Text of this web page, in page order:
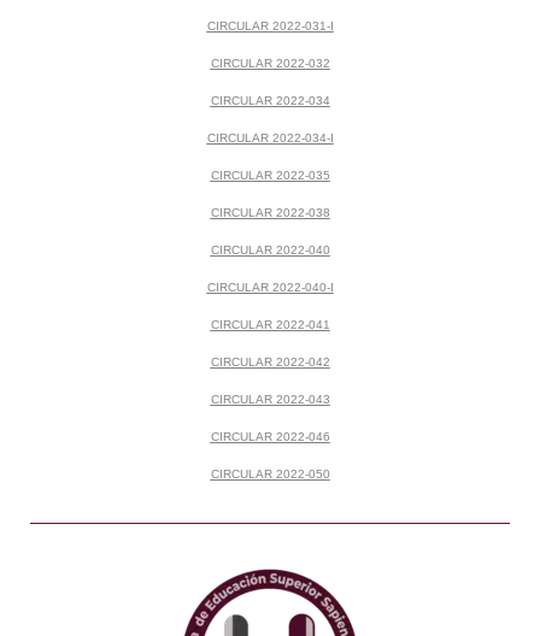
CIRCULAR 2022-031-I
CIRCULAR 2022-032
CIRCULAR 2022-034
CIRCULAR 2022-034-I
CIRCULAR 2022-035
CIRCULAR 2022-038
CIRCULAR 2022-040
CIRCULAR 2022-040-I
CIRCULAR 2022-041
CIRCULAR 2022-042
CIRCULAR 2022-043
CIRCULAR 2022-046
CIRCULAR 2022-050